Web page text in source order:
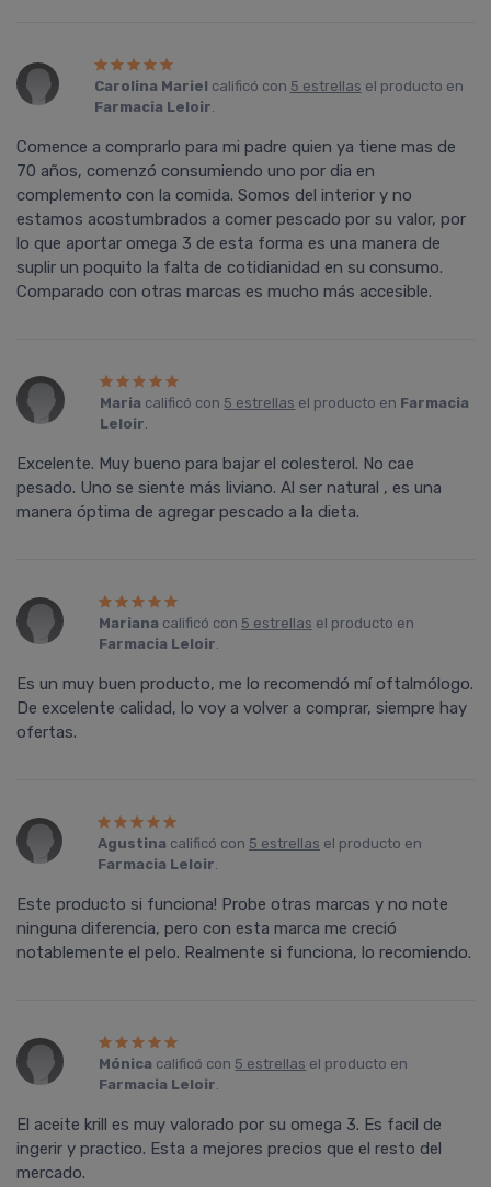
Carolina Mariel calificó con 5 estrellas el producto en
Farmacia Leloir.
Comence a comprarlo para mi padre quien ya tiene mas de
70 años, comenzó consumiendo uno por dia en
complemento con la comida. Somos del interior y no
estamos acostumbrados a comer pescado por su valor, por
lo que aportar omega 3 de esta forma es una manera de
suplir un poquito la falta de cotidianidad en su consumo.
Comparado con otras marcas es mucho más accesible.
Maria calificó con 5 estrellas el producto en Farmacia
Leloir.
Excelente. Muy bueno para bajar el colesterol. No cae
pesado. Uno se siente más liviano. Al ser natural , es una
manera óptima de agregar pescado a la dieta.
Mariana calificó con 5 estrellas el producto en
Farmacia Leloir.
Es un muy buen producto, me lo recomendó mí oftalmólogo.
De excelente calidad, lo voy a volver a comprar, siempre hay
ofertas.
Agustina calificó con 5 estrellas el producto en
Farmacia Leloir.
Este producto si funciona! Probe otras marcas y no note
ninguna diferencia, pero con esta marca me creció
notablemente el pelo. Realmente si funciona, lo recomiendo.
Mónica calificó con 5 estrellas el producto en
Farmacia Leloir.
El aceite krill es muy valorado por su omega 3. Es facil de
ingerir y practico. Esta a mejores precios que el resto del
mercado.